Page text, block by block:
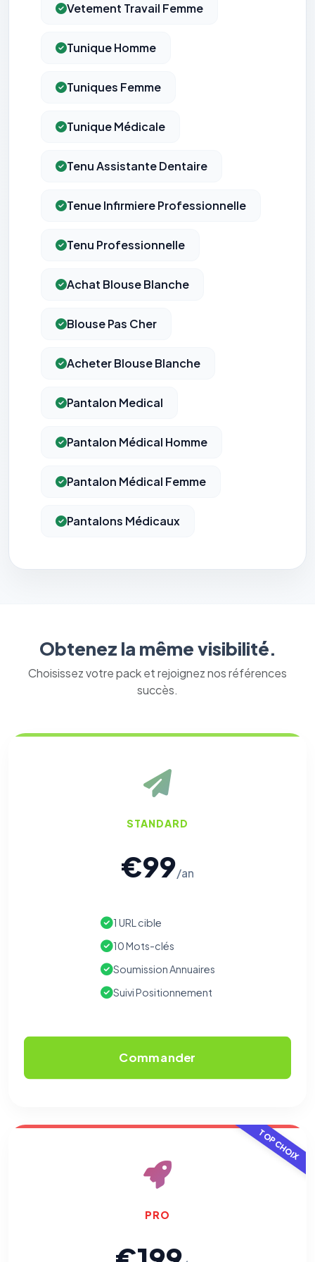
Vetement Travail Femme
Tunique Homme
Tuniques Femme
Tunique Médicale
Tenu Assistante Dentaire
Tenue Infirmiere Professionnelle
Tenu Professionnelle
Achat Blouse Blanche
Blouse Pas Cher
Acheter Blouse Blanche
Pantalon Medical
Pantalon Médical Homme
Pantalon Médical Femme
Pantalons Médicaux
Obtenez la même visibilité.
Choisissez votre pack et rejoignez nos références
succès.
STANDARD
€99/an
1 URL cible
10 Mots-clés
Soumission Annuaires
Suivi Positionnement
Commander
TOP CHOIX
PRO
Nous aident à comprendre comment vous utilisez le site
(pages visitées, durée de visite) pour l'améliorer. Données
anonymisées via Google Analytics.
mesurer l'efficacité de nos campagnes (Google Ads,
Meta/Facebook). Vous pouvez les refuser sans impact sur